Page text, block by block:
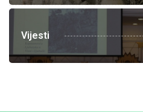
Vijesti